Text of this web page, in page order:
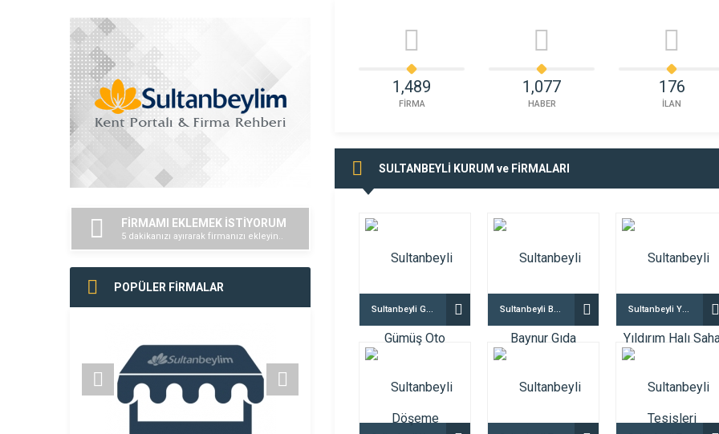
FİRMAMI EKLEMEK İSTİYORUM
5 dakikanızı ayırarak firmanızı ekleyin..
POPÜLER FİRMALAR
1,489
FİRMA
1,077
HABER
176
İLAN
SULTANBEYLİ KURUM ve FİRMALARI
Sultanbeyli Gümüş Oto Döşeme Sultanbeyli Baynur Gıda Sultanbeyli Yıldırım Halı Saha Tesisleri